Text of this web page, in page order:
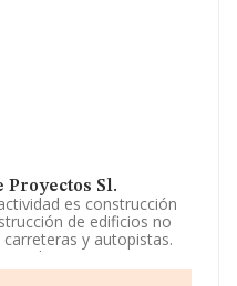
Proyectos Sl.
es construcción
de edificios no
y autopistas.
y de comunicaciones.
de ingeniería civil. otras